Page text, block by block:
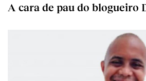
A cara de pau do blogueiro